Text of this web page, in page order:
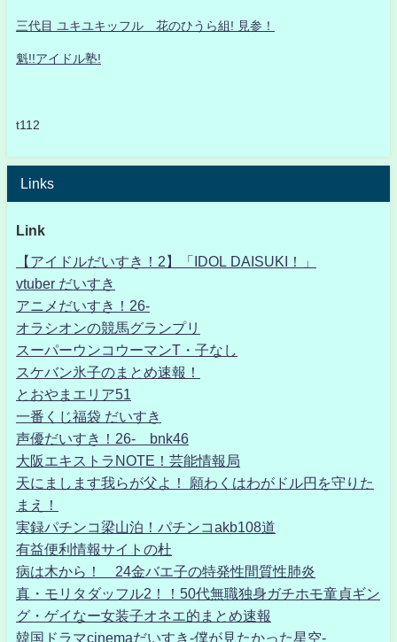
三代目 ユキユキッフル 花のひうら組! 見参！
魁!!アイドル塾!
t112
Links
Link
【アイドルだいすき！2】「IDOL DAISUKI！」
vtuber だいすき
アニメだいすき！26-
オラシオンの競馬グランプリ
スーパーウンコウーマンT・子なし
スケバン氷子のまとめ速報！
とおやまエリア51
一番くじ福袋 だいすき
声優だいすき！26- bnk46
大阪エキストラNOTE！芸能情報局
天にまします我らが父よ！ 願わくはわがドル円を守りた
まえ！
実録パチンコ梁山泊！パチンコakb108道
有益便利情報サイトの杜
病は木から！ 24金バエ子の特発性間質性肺炎
真・モリタダッフル2！！50代無職独身ガチホモ童貞ギン
グ・ゲイなー女装子オネエ的まとめ速報
韓国ドラマcinemaだいすき-僕が見たかった星空-